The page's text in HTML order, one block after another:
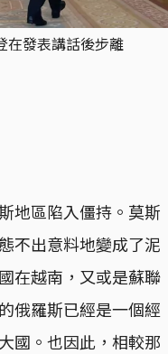
在發表講話後步離
地區陷入僵持。莫斯
不出意料地變成了泥
在越南，又或是蘇聯
俄羅斯已經是一個經
國。也因此，相較那